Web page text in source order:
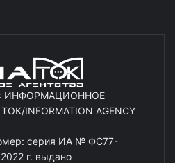
ИНФОРМАЦИОННОЕ
INFORMATION AGENCY
серия ИА № ФС77-
г. выдано